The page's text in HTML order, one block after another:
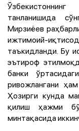
танланишида
Мирзиёев
ижтимоий-
таъкидланди. Бу
эътироф
банки
ривожлангани
Ҳозирги кунда
қилиш ҳажми
минтақасида